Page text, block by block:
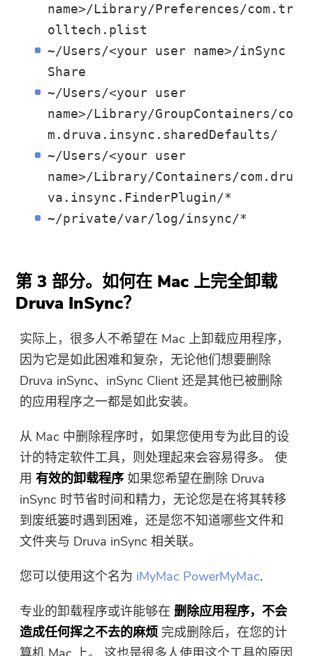
name>/Library/Preferences/com.tr
olltech.plist
~/Users/<your user name>/inSync
Share
~/Users/<your user
name>/Library/GroupContainers/co
m.druva.insync.sharedDefaults/
~/Users/<your user
name>/Library/Containers/com.dru
va.insync.FinderPlugin/*
~/private/var/log/insync/*
第 3 部分。如何在 Mac 上完全卸载
Druva InSync？
实际上，很多人不希望在 Mac 上卸载应用程序，
因为它是如此困难和复杂，无论他们想要删除
Druva inSync、inSync Client 还是其他已被删除
的应用程序之一都是如此安装。
从 Mac 中删除程序时，如果您使用专为此目的设
计的特定软件工具，则处理起来会容易得多。 使
用有效的卸载程序 如果您希望在删除 Druva
inSync 时节省时间和精力，无论您是在将其转移
到废纸篓时遇到困难，还是您不知道哪些文件和
文件夹与 Druva inSync 相关联。
您可以使用这个名为 iMyMac PowerMyMac.
专业的卸载程序或许能够在删除应用程序，不会
造成任何挥之不去的麻烦 完成删除后，在您的计
感谢您的订阅！
下载链接和优惠券代码已发送至您的
电子邮件 user@email.com。 您也可
以点击按钮直接购买软件。
立即购买